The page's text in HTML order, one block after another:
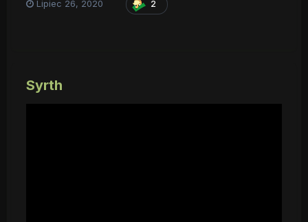
Lipiec 26, 2020 2
Syrth